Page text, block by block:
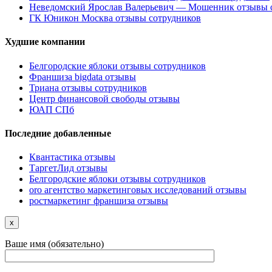
Неведомский Ярослав Валерьевич — Мошенник отзывы
ГК Юникон Москва отзывы сотрудников
Худшие компании
Белгородские яблоки отзывы сотрудников
Франшиза bigdata отзывы
Триана отзывы сотрудников
Центр финансовой свободы отзывы
ЮАП СПб
Последние добавленные
Квантастика отзывы
ТаргетЛид отзывы
Белгородские яблоки отзывы сотрудников
oro агентство маркетинговых исследований отзывы
ростмаркетинг франшиза отзывы
x
Ваше имя (обязательно)